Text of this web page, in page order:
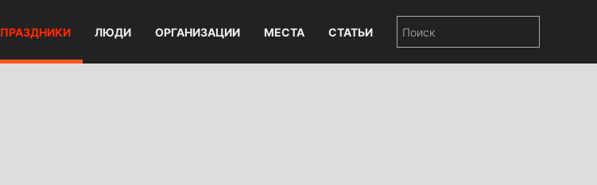
ПРАЗДНИКИ ЛЮДИ ОРГАНИЗАЦИИ МЕСТА СТАТЬИ